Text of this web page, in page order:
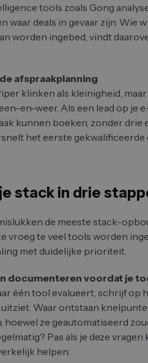
tools zoals Gong
waar deals in gevaar zijn. Wie
worden ingebed, vindt
afspraakplanning
klinken als kleinigheid,
en-weer. Als een lead op je
kunnen boeken, zonder drie
het eerste gekwalificeerde
stack in drie
de meeste stack-
vroeg te veel tools worden
met duidelijke prioriteit.
documenteren voordat je
één tool evalueert, schrijf op
Waar ontstaan
hoewel ze geautomatiseerd
Pas als je deze
helpen.